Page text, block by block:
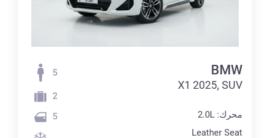
BMW
X1 2025, SUV
محرك: 2.0L
Leather Seat
5
2
5